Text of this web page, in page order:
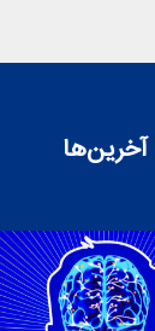
آخرین‌ها